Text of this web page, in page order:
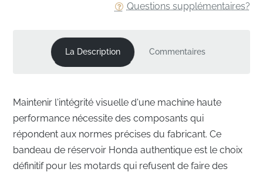
Questions supplémentaires?
La Description Commentaires
Maintenir l'intégrité visuelle d'une machine haute
performance nécessite des composants qui
répondent aux normes précises du fabricant. Ce
bandeau de réservoir Honda authentique est le choix
définitif pour les motards qui refusent de faire des